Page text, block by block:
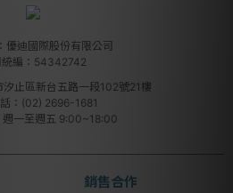
優迪國際股份有限公司
統編：54342742
汐止區新台五路一段102號21樓
：(02) 2696-1681
週一至週五 9:00~18:00
銷售合作